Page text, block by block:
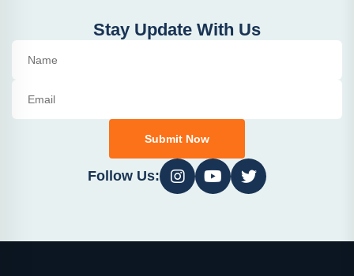
Stay Update With Us
Submit Now
Follow Us: